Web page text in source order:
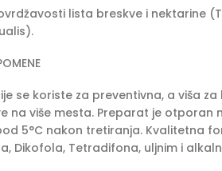
lista breskve i nektarine
se koriste za preventivna, a viša
na više mesta. Preparat je
5°C nakon tretiranja. Kvalitetna
Dikofola, Tetradifona, uljnim i